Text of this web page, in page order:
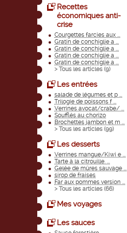
Recettes
économiques anti-
crise
Courgettes farcies aux ...
Gratin de conchiglie a ...
Gratin de conchiglie a ...
Gratin de conchiglie a ...
Gratin de conchiglie a ...
> Tous les articles (9)
Les entrées
salade de légumes et p ...
Trilogie de poissons f ...
Verrines avocat/crabe/ ...
Soufflés au chorizo
Brochettes jambon et m ...
> Tous les articles (99)
Les desserts
Verrines mangue/Kiwi e ...
Tarte à la citrouille. ...
Gelée de mûres sauvage ...
sirop de fraises
Far aux pommes version ...
> Tous les articles (66)
Mes voyages
Les sauces